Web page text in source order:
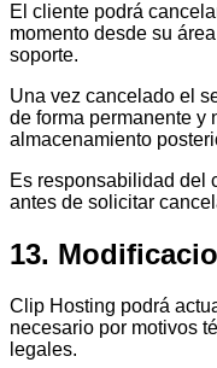
El cliente podrá
momento desde su
soporte.
Una vez cancelado el
de forma permanente y
almacenamiento
Es responsabilidad del
antes de solicitar
13.
Clip Hosting podrá
necesario por motivos
legales.